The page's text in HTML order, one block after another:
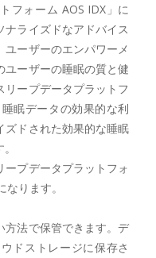
フォーム AOS IDX」に
ナライズドなアドバイス
ーザーのエンパワーメ
ユーザーの睡眠の質と健
リープデータプラットフ
眠データの効果的な利
ズドされた効果的な睡眠
プデータプラットフォ
ります。
方法で保管できます。デ
ドストレージに保存さ